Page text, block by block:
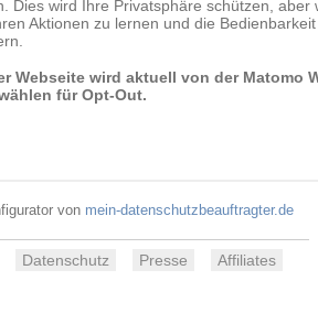
von mein-datenschutzbeauftragter.de
Datenschutz Presse Affiliates